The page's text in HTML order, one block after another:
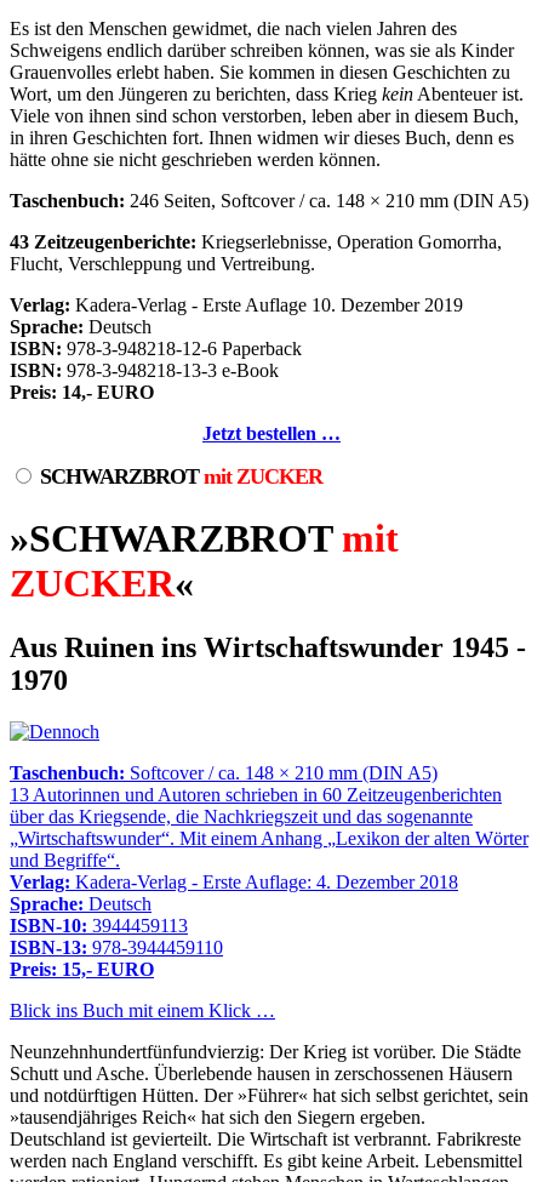
Es ist den Menschen gewidmet, die nach vielen Jahren des
Schweigens endlich darüber schreiben können, was sie als Kinder
Grauenvolles erlebt haben. Sie kommen in diesen Geschichten zu
Wort, um den Jüngeren zu berichten, dass Krieg kein Abenteuer ist.
Viele von ihnen sind schon verstorben, leben aber in diesem Buch,
in ihren Geschichten fort. Ihnen widmen wir dieses Buch, denn es
hätte ohne sie nicht geschrieben werden können.
Taschenbuch: 246 Seiten, Softcover / ca. 148 × 210 mm (DIN A5)
43 Zeitzeugenberichte: Kriegserlebnisse, Operation Gomorrha,
Flucht, Verschleppung und Vertreibung.
Verlag: Kadera-Verlag - Erste Auflage 10. Dezember 2019
Sprache: Deutsch
ISBN: 978-3-948218-12-6 Paperback
ISBN: 978-3-948218-13-3 e-Book
Preis: 14,- EURO
Jetzt bestellen …
SCHWARZBROTmit ZUCKER
»SCHWARZBROTmit
ZUCKER«
Aus Ruinen ins Wirtschaftswunder 1945 -
1970
Taschenbuch: Softcover / ca. 148 × 210 mm (DIN A5)
13 Autorinnen und Autoren schrieben in 60 Zeitzeugenberichten
über das Kriegsende, die Nachkriegszeit und das sogenannte
Wirtschaftswunder . Mit einem Anhang
Lexikon der alten Wörter
und Begriffe .
Verlag: Kadera-Verlag - Erste Auflage: 4. Dezember 2018
Sprache: Deutsch
ISBN-10: 3944459113
ISBN-13: 978-3944459110
Preis: 15,- EURO
Blick ins Buch mit einem Klick …
Neunzehnhundertfünfundvierzig: Der Krieg ist vorüber. Die Städte
Schutt und Asche. Überlebende hausen in zerschossenen Häusern
und notdürftigen Hütten. Der »Führer« hat sich selbst gerichtet, sein
»tausendjähriges Reich« hat sich den Siegern ergeben.
Deutschland ist gevierteilt. Die Wirtschaft ist verbrannt. Fabrikreste
werden nach England verschifft. Es gibt keine Arbeit. Lebensmittel